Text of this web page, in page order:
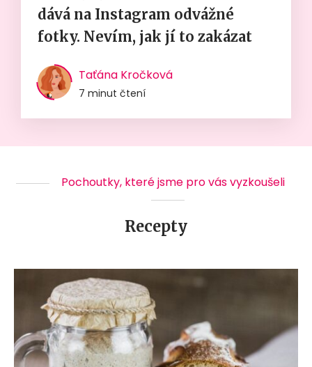
dává na Instagram odvážné
fotky. Nevím, jak jí to zakázat
Taťána Kročková
7 minut čtení
Pochoutky, které jsme pro vás vyzkoušeli
Recepty